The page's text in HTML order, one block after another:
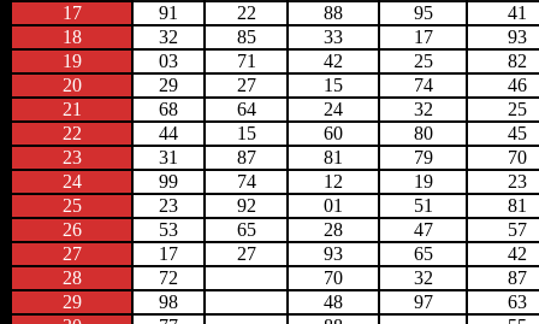
17
91 22 88 95
41
18
32 85 33 17
93
19
03 71 42 25
82
20
29 27 15 74
46
21
68 64 24 32
25
22
44 15 60 80
45
23
31 87 81 79
70
24
99 74 12 19
23
25
23 92 01 51
81
26
53 65 28 47
57
27
17 27 93 65
42
28
72 70 32
87
29
98 48 97
63